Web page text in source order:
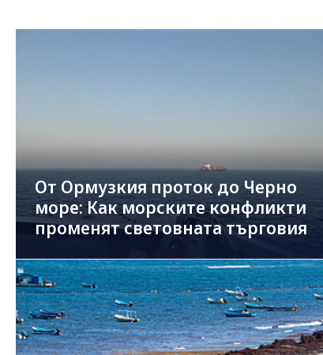
От Ормузкия проток до Черно
море: Как морските конфликти
променят световната търговия